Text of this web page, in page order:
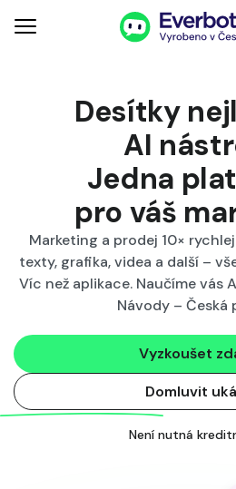
Desítky
AI
Jedna
pro váš
Marketing a prodej 10×
texty, grafika, videa a další –
Víc než aplikace. Naučíme vás
Návody – Česká
Vyzkoušet
Domluvit
Není nutná